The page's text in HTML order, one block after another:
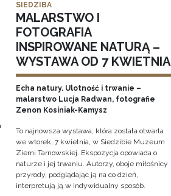
SIEDZIBA
MALARSTWO I
FOTOGRAFIA
INSPIROWANE NATURĄ –
WYSTAWA OD 7 KWIETNIA
Echa natury. Ulotność i trwanie –
malarstwo Lucja Radwan, fotografie
Zenon Kosiniak-Kamysz
To najnowsza wystawa, która została otwarta
we wtorek, 7 kwietnia, w Siedzibie Muzeum
Ziemi Tarnowskiej. Ekspozycja opowiada o
naturze i jej trwaniu. Autorzy, oboje miłośnicy
przyrody, podglądając ją na co dzień,
interpretują ją w indywidualny sposób.